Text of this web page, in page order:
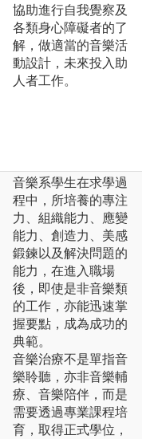
協助進行自我覺察及
各類身心障礙者的了
解，做適當的音樂活
動設計，未來投入助
人者工作。
音樂系學生在求學過
程中，所培養的專注
力、組織能力、應變
能力、創造力、美感
鍛鍊以及解決問題的
能力，在進入職場
後，即使是非音樂類
的工作，亦能迅速掌
握要點，成為成功的
典範。
音樂治療不是單指音
樂聆聽，亦非音樂輔
療、音樂陪伴，而是
需要透過專業課程培
育，取得正式學位，